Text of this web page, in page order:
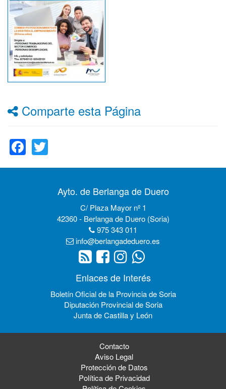
Comparte esta Página
Facebook
Ayto. de Berlanga de Duero
C/ Plaza Mayor nº 1
42360 - Berlanga de Duero (Soria)
975 343 011
info@berlangadeduero.es
Enlaces de Interés
Boletín Oficial de la Provincia de Soria
Diputación Provincial de Soria
Junta de Castilla y León
Contacto
Aviso Legal
Protección de Datos
Política de Privacidad